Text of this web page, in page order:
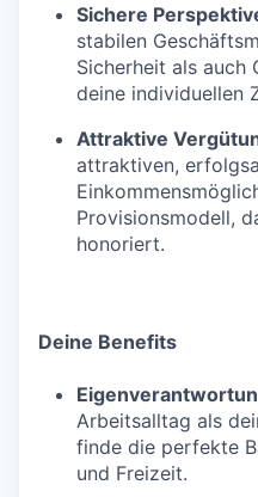
Sichere
stabilen
Sicherheit als auch
deine individuellen
Attraktive
attraktiven,
Provisionsmodell,
honoriert.
Deine Benefits
Arbeitsalltag als
finde die perfekte
und Freizeit.